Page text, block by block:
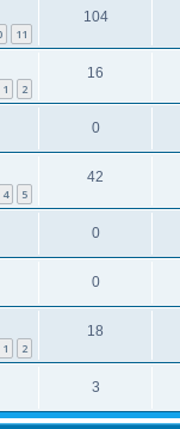
11
104
1 2
16
0
4 5
42
0
0
1 2
18
3